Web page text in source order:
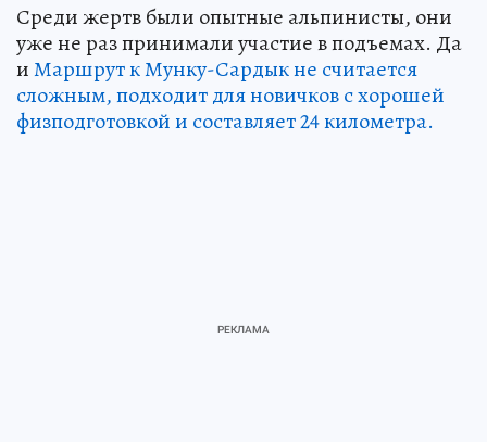
Среди жертв были опытные альпинисты, они
уже не раз принимали участие в подъемах. Да
иМаршрут к Мунку-Сардык не считается
сложным, подходит для новичков с хорошей
физподготовкой и составляет 24 километра.